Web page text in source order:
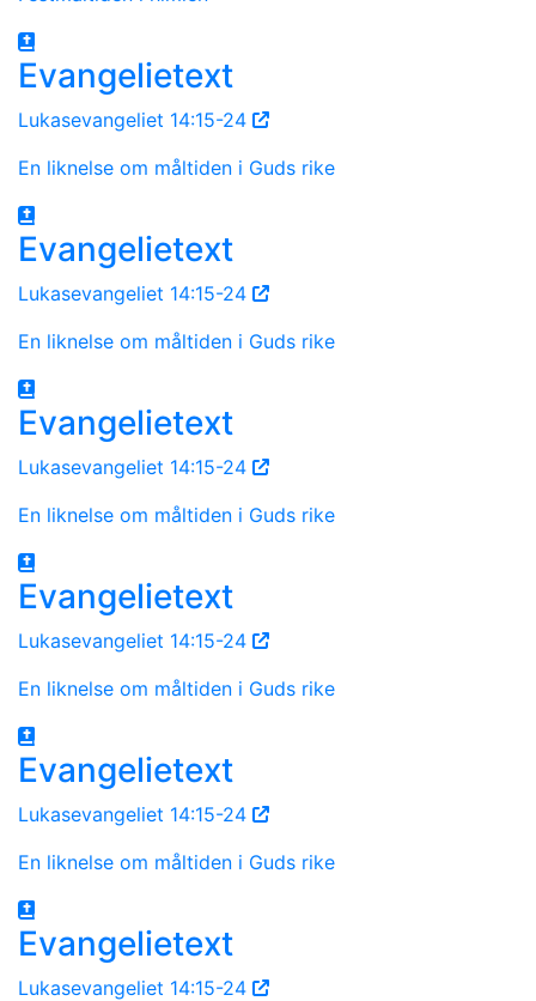
Evangelietext
Lukasevangeliet 14:15-24
En liknelse om måltiden i Guds rike
Evangelietext
Lukasevangeliet 14:15-24
En liknelse om måltiden i Guds rike
Evangelietext
Lukasevangeliet 14:15-24
En liknelse om måltiden i Guds rike
Evangelietext
Lukasevangeliet 14:15-24
En liknelse om måltiden i Guds rike
Evangelietext
Lukasevangeliet 14:15-24
En liknelse om måltiden i Guds rike
Evangelietext
Lukasevangeliet 14:15-24